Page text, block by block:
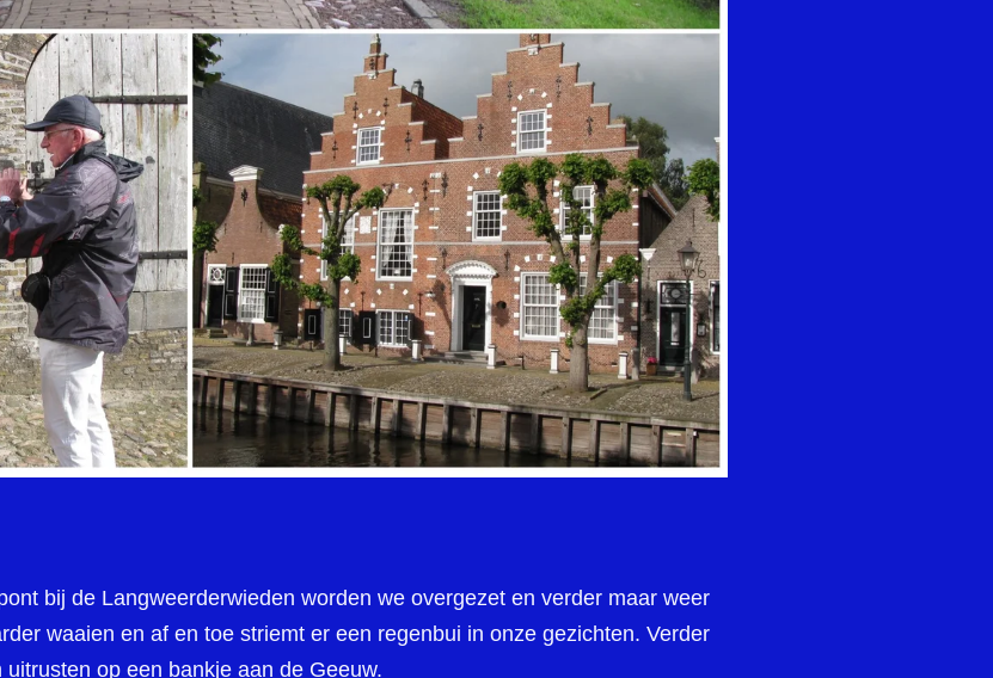
bij de Langweerderwieden worden we overgezet en verder maar weer
waaien en af en toe striemt er een regenbui in onze gezichten. Verder
op een bankje aan de Geeuw.